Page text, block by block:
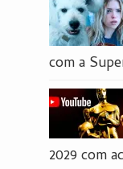
com a
2029 com